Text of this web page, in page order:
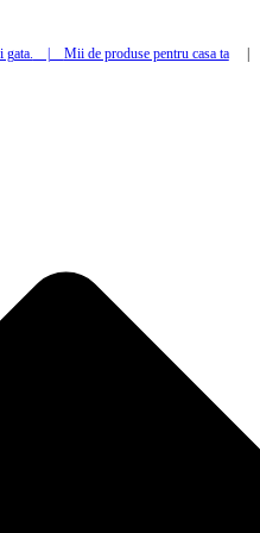
gata. Mii de produse pentru casa ta|